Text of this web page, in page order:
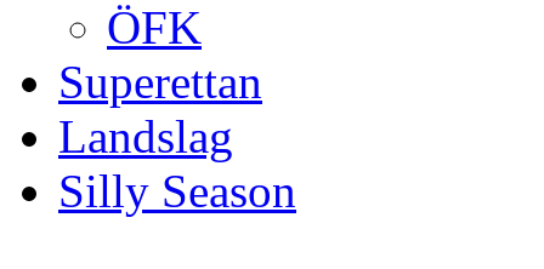
ÖFK
Superettan
Landslag
Silly Season